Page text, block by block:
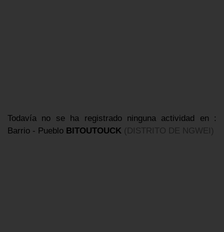
Todavía no se ha registrado ninguna actividad en :
Barrio - Pueblo BITOUTOUCK (DISTRITO DE NGWEI)